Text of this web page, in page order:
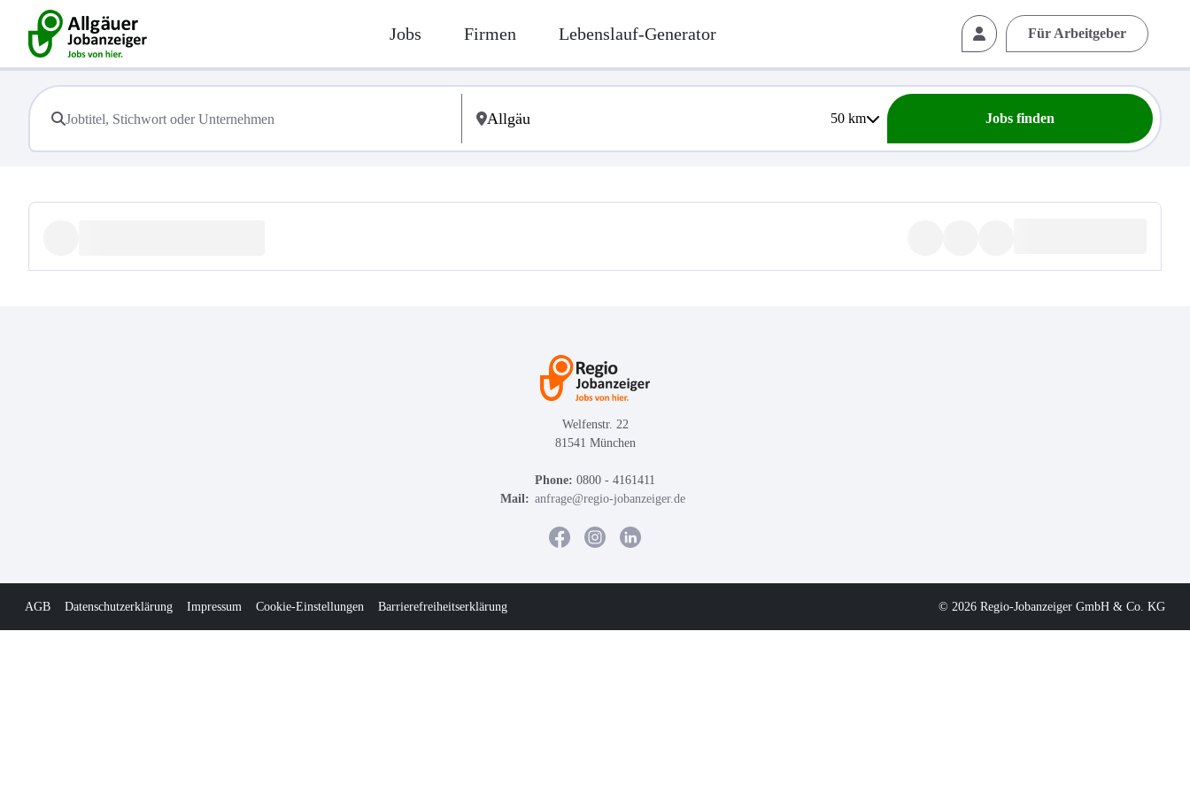
Jobs Firmen Lebenslauf-Generator Für Arbeitgeber
50km Jobs finden
Welfenstr. 22
81541 München
Phone: 0800 - 4161411
Mail: anfrage@regio-jobanzeiger.de
AGB Datenschutzerklärung Impressum Cookie-Einstellungen Barrierefreiheitserklärung © 2026 Regio-Jobanzeiger GmbH & Co. KG